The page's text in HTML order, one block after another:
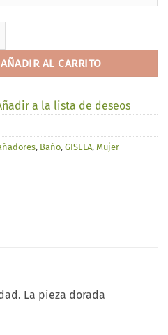
cantidad
AÑADIR AL CARRITO
a la lista de deseos
, Baño, GISELA, Mujer
La pieza dorada